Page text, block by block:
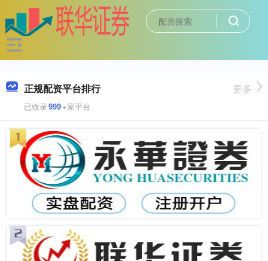
正规配资平台排行
已收录999+家平台
更多